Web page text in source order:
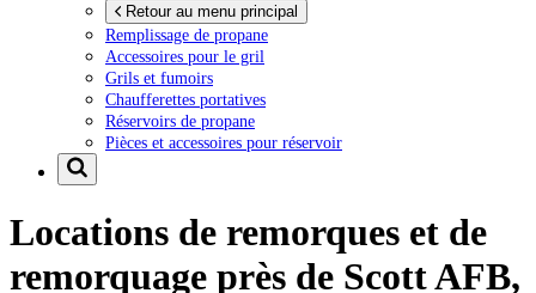
Retour au menu principal
Remplissage de propane
Accessoires pour le gril
Grils et fumoirs
Chaufferettes portatives
Réservoirs de propane
Pièces et accessoires pour réservoir
Locations de remorques et de
remorquage près de Scott AFB,